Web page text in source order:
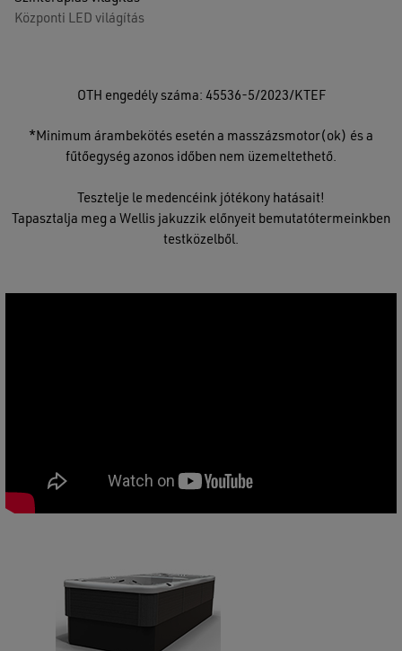
Központi LED világítás
OTH engedély száma: 45536-5/2023/KTEF
*Minimum árambekötés esetén a masszázsmotor(ok) és a
fűtőegység azonos időben nem üzemeltethető.
Tesztelje le medencéink jótékony hatásait!
Tapasztalja meg a Wellis jakuzzik előnyeit bemutatótermeinkben
testközelből.